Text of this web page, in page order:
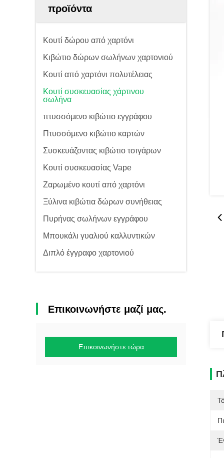
προϊόντα
Κουτί δώρου από χαρτόνι
Κιβώτιο δώρων σωλήνων χαρτονιού
Κουτί από χαρτόνι πολυτέλειας
Κουτί συσκευασίας χάρτινου
σωλήνα
πτυσσόμενο κιβώτιο εγγράφου
Πτυσσόμενο κιβώτιο καρτών
Συσκευάζοντας κιβώτιο τσιγάρων
Κουτί συσκευασίας Vape
Ζαρωμένο κουτί από χαρτόνι
Ξύλινα κιβώτια δώρων συνήθειας
Πυρήνας σωλήνων εγγράφου
Μπουκάλι γυαλιού καλλυντικών
Διπλό έγγραφο χαρτονιού
Επικοινωνήστε μαζί μας.
Επικοινωνήστε τώρα